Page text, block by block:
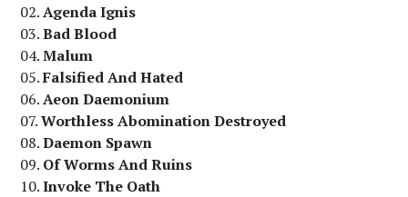
02.Agenda Ignis
03.Bad Blood
04.Malum
05.Falsified And Hated
06.Aeon Daemonium
07.Worthless Abomination Destroyed
08.Daemon Spawn
09. Of Worms And Ruins
10.Invoke The Oath